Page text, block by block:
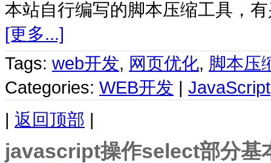
本站自行编写的脚本压缩工具，
[更多...]
Tags: web开发, 网页优化, 脚本压
Categories: WEB开发 | JavaScript
| 返回顶部 |
javascript操作select部分基